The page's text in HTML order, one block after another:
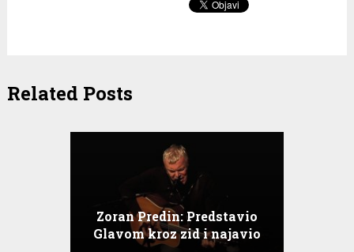
Related Posts
Zoran Predin: Predstavio
Glavom kroz zid i najavio